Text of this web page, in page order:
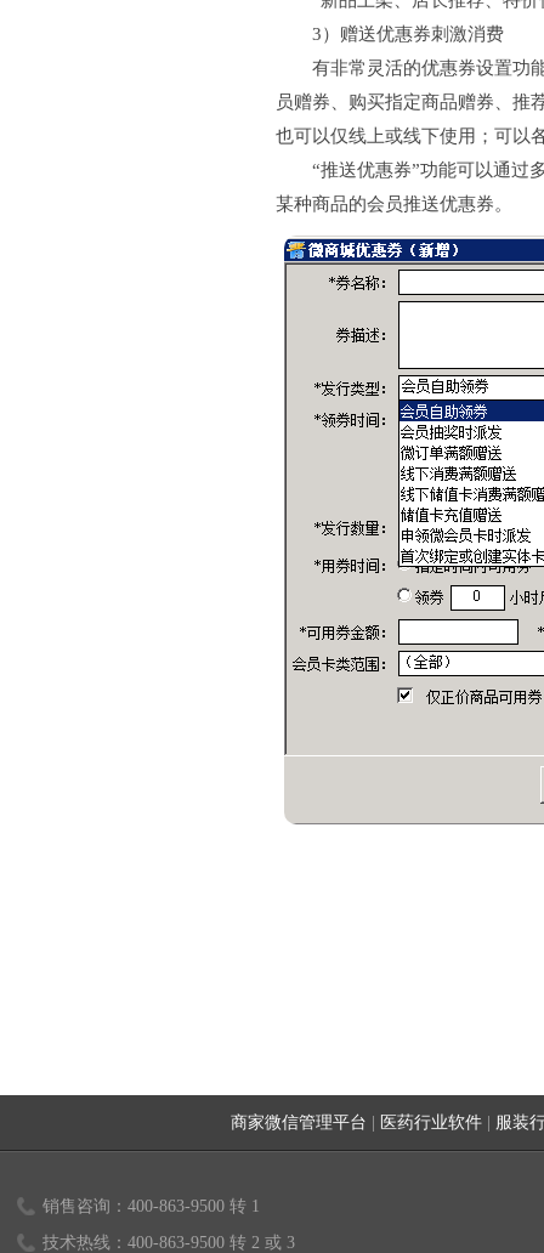
3）赠送优惠券刺激消费
有非常灵活的优惠券设置功能
员赠券、购买指定商品赠券、
也可以仅线上或线下使用；可以
“推送优惠券”功能可以通过多
某种商品的会员推送优惠券。
商家微信管理平台 医药行业软件| 服装
销售咨询：400-863-9500 转 1
技术热线：400-863-9500 转 2 或 3